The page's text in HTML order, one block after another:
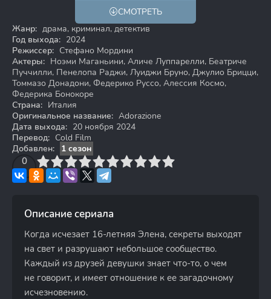
СМОТРЕТЬ
Жанр: драма, криминал, детектив
Год выхода: 2024
Режиссер: Стефано Мордини
Актеры: Ноэми Маганьини, Аличе Луппарелли, Беатриче
Пуччилли, Пенелопа Раджи, Луиджи Бруно, Джулио Брицци,
Томмазо Донадони, Федерико Руссо, Алессия Космо,
Федерика Бонокоре
Страна: Италия
Оригинальное название: Adorazione
Дата выхода: 20 ноября 2024
Перевод: Cold Film
Добавлен:
1 сезон
0
4 6 7 8 9 10
Описание сериала
Когда исчезает 16-летняя Элена, секреты выходят
на свет и разрушают небольшое сообщество.
Каждый из друзей девушки знает что-то, о чем
не говорит, и имеет отношение к ее загадочному
исчезновению.